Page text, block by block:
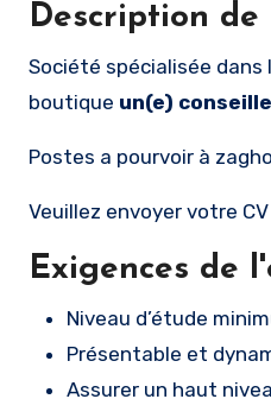
Description de
Société spécialisée dans la vente de téléphonie mobile et télécommunications cherche à recruter pour leur
boutique un(e)
Postes a pourvoir à
Veuillez envoyer votre CV
Exigences de
Niveau d’étude
Présentable et
Assurer un haut